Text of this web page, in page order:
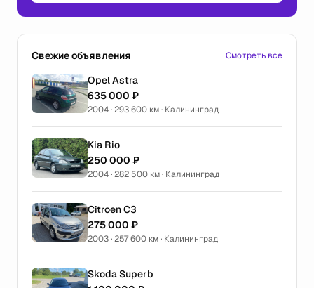
Свежие объявления Смотреть все
Opel Astra
635 000 ₽
2004 · 293 600 км · Калининград
Kia Rio
250 000 ₽
2004 · 282 500 км · Калининград
Citroen C3
275 000 ₽
2003 · 257 600 км · Калининград
Skoda Superb